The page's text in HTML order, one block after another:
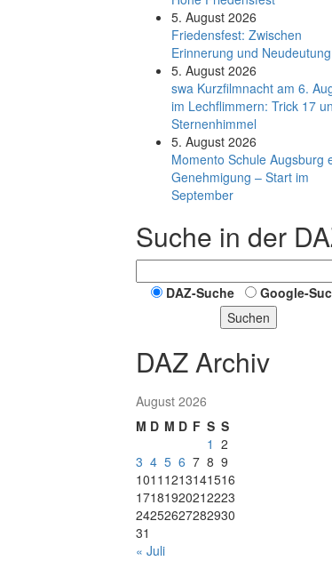
5. August 2026
Friedensfest: Zwischen
Erinnerung und Neudeutung
5. August 2026
swa Kurz­film­nacht am 6.
im Lech­flim­mern: Trick 17
Sternen­himmel
5. August 2026
Momento Schule Augsburg
Genehmigung – Start im
September
Suche in der
DAZ-Suche
Google-
Suchen
DAZ Archiv
August 2026
M D M D F S S
1 2
3 4 5 6 7 8 9
1011 1213141516
17181920212223
24252627282930
31
« Juli